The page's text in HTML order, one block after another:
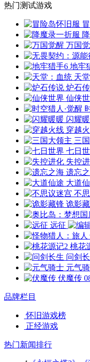
热门测试游戏
万国
地牢
天
炉石
仙侠
闪耀
穿越
三
七日
失控
遗忘
大道
不
诡影
远征
桃花
问剑
元气
伏魔传
品牌栏目
怀旧游戏榜
正经游戏
热门新闻排行